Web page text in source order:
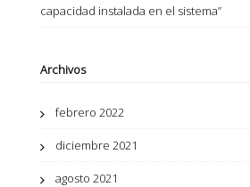
capacidad instalada en el sistema”
Archivos
febrero 2022
diciembre 2021
agosto 2021